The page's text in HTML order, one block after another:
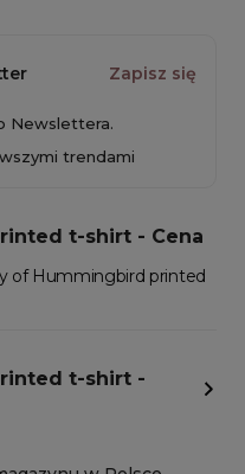
Zapisz się
Newslettera.
trendami
t-shirt - Cena
of Hummingbird printed
t-shirt -